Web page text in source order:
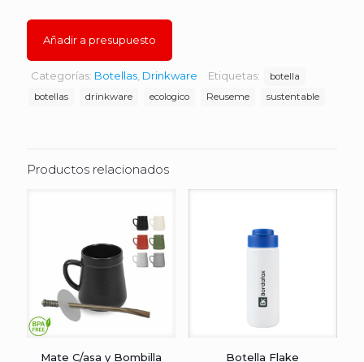
Añadir a presupuesto
Categorías: Botellas Drinkware Etiquetas:
botella
botellas
drinkware ecologico Reuseme sustentable
Productos relacionados
Mate C/asa y Bombilla Botella Flake